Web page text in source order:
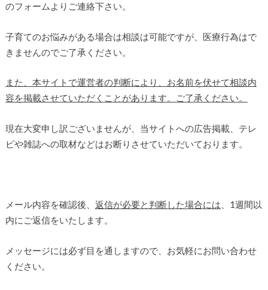
のフォームよりご連絡下さい。
子育てのお悩みがある場合は相談は可能ですが、医療行為はで
きませんのでご了承ください。
また、本サイトで運営者の判断により、お名前を伏せて相談内
容を掲載させていただくことがあります。ご了承ください。
現在大変申し訳ございませんが、当サイトへの広告掲載、テレ
ビや雑誌への取材などはお断りさせていただいております。
メール内容を確認後、 返信が必要と判断した場合には 、1週間以
内にご返信をいたします。
メッセージには必ず目を通しますので、お気軽にお問い合わせ
ください。